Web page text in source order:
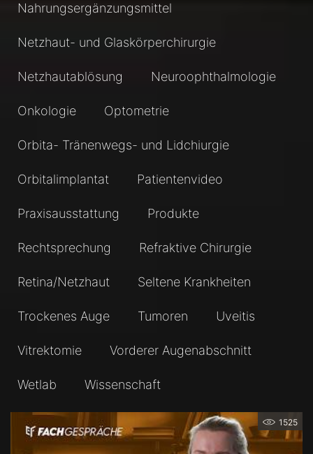
Nahrungsergänzungsmittel
Netzhaut- und Glaskörperchirurgie
Netzhautablösung Neuroophthalmologie
Onkologie Optometrie
Orbita- Tränenwegs- und Lidchiurgie
Orbitalimplantat Patientenvideo
Praxisausstattung Produkte
Rechtsprechung Refraktive Chirurgie
Retina/Netzhaut Seltene Krankheiten
Trockenes Auge Tumoren Uveitis
Vitrektomie Vorderer Augenabschnitt
Wetlab Wissenschaft
1525